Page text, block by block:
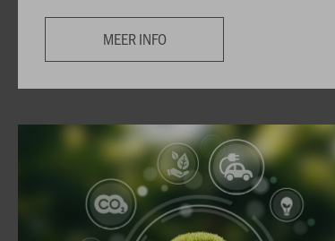
MEER INFO